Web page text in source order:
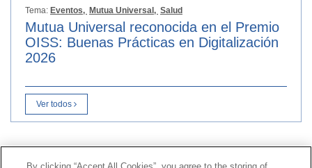
Tema: Eventos, Mutua Universal, Salud
Mutua Universal reconocida en el Premio
OISS: Buenas Prácticas en Digitalización
2026
Ver todos